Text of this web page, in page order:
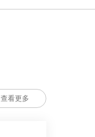
查看更多